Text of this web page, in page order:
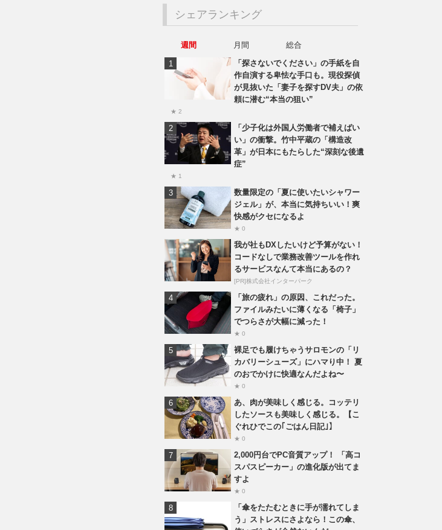
シェアランキング
週間 月間
総合
「探さないでください」の手紙を自
作自演する卑怯な手口も。現役探偵
が見抜いた「妻子を探すDV夫」の依
頼に潜む“本当の狙い”
★ 2
「少子化は外国人労働者で補えばい
い」の衝撃。竹中平蔵の「構造改
革」が日本にもたらした“深刻な後遺
症”
★ 1
数量限定の「夏に使いたいシャワー
ジェル」が、本当に気持ちいい！爽
快感がクセになるよ
★ 0
我が社もDXしたいけど予算がない！
コードなしで業務改善ツールを作れ
るサービスなんて本当にあるの？
[PR]株式会社インターパーク
「旅の疲れ」の原因、これだった。
ファイルみたいに薄くなる「椅子」
でつらさが大幅に減った！
★ 0
裸足でも履けちゃうサロモンの「リ
カバリーシューズ」にハマり中！ 夏
のおでかけに快適なんだよね〜
★ 0
あ、肉が美味しく感じる。コッテリ
したソースも美味しく感じる。【こ
ぐれひでこの｢ごはん日記｣】
★ 0
2,000円台でPC音質アップ！ 「高コ
スパスピーカー」の進化版が出てま
すよ
★ 0
「傘をたたむときに手が濡れてしま
う」ストレスにさよなら！この傘、